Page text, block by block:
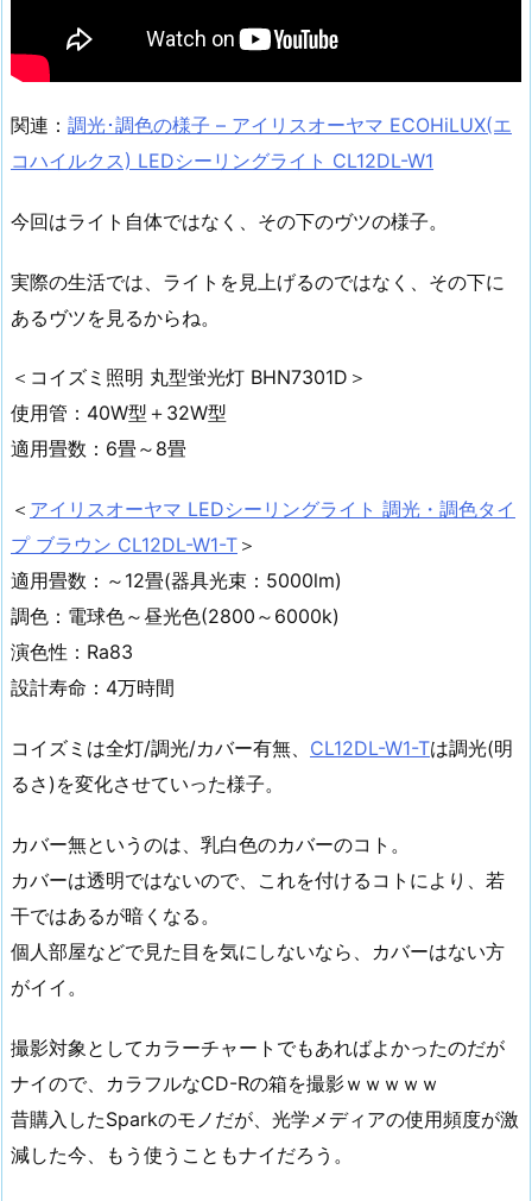
関連： 調光･調色の様子 – アイリスオーヤマ ECOHiLUX(エ
コハイルクス) LEDシーリングライト CL12DL-W1
今回はライト自体ではなく、その下のヴツの様子。
実際の生活では、ライトを見上げるのではなく、その下に
あるヴツを見るからね。
＜コイズミ照明 丸型蛍光灯 BHN7301D＞
使用管：40W型＋32W型
適用畳数：6畳～8畳
＜ アイリスオーヤマ LEDシーリングライト 調光・調色タイ
プ ブラウン CL12DL-W1-T ＞
適用畳数：～12畳(器具光束：5000lm)
調色：電球色～昼光色(2800～6000k)
演色性：Ra83
設計寿命：4万時間
コイズミは全灯/調光/カバー有無、 CL12DL-W1-Tは調光(明
るさ)を変化させていった様子。
カバー無というのは、乳白色のカバーのコト。
カバーは透明ではないので、これを付けるコトにより、若
干ではあるが暗くなる。
個人部屋などで見た目を気にしないなら、カバーはない方
がイイ。
撮影対象としてカラーチャートでもあればよかったのだが
ナイので、カラフルなCD-Rの箱を撮影ｗｗｗｗｗ
昔購入したSparkのモノだが、光学メディアの使用頻度が激
減した今、もう使うこともナイだろう。